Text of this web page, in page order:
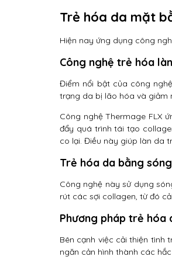
Trẻ hóa da mặt
Hiện nay ứng dụng công
Công nghệ trẻ hóa
Điểm nổi bật của công
trạng da bị lão hóa và giảm
Công nghệ Thermage FLX
đẩy quá trình tái tạo
co lại. Điều này giúp làn da
Trẻ hóa da bằng sóng
Công nghệ này sử dụng
rút các sợi collagen, từ đó
Phương pháp trẻ hóa
Bên cạnh việc cải thiện tình
ngăn cản hình thành các